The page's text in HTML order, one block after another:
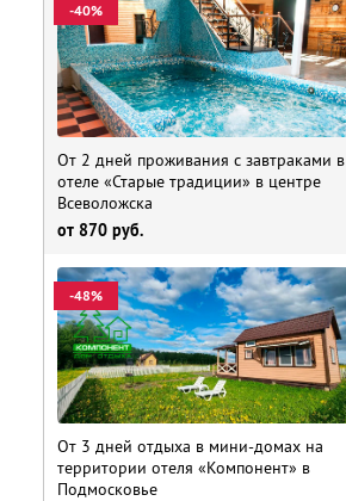
-40%
От 2 дней проживания с завтраками в
отеле «Старые традиции» в центре
Всеволожска
от 870 руб.
-48%
От 3 дней отдыха в мини-домах на
территории отеля «Компонент» в
Подмосковье